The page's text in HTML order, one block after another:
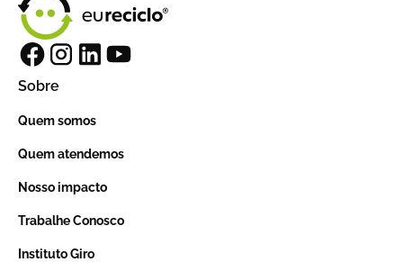
Sobre
Quem somos
Quem atendemos
Nosso impacto
Trabalhe Conosco
Instituto Giro